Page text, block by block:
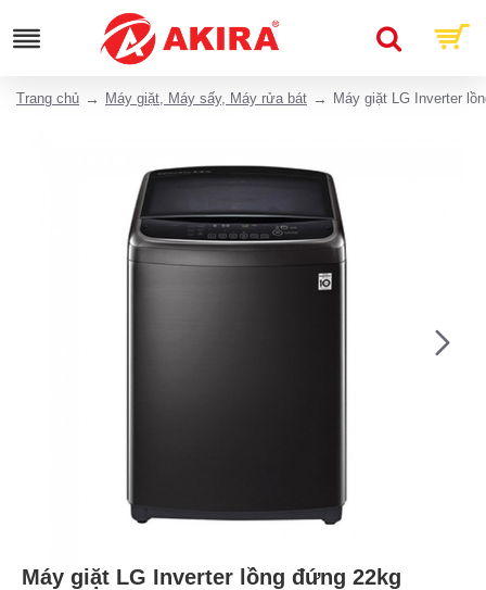
Trang chủ Máy giặt, Máy sấy, Máy rửa bát Máy giặt LG Inverter
Máy giặt LG Inverter lồng đứng 22kg